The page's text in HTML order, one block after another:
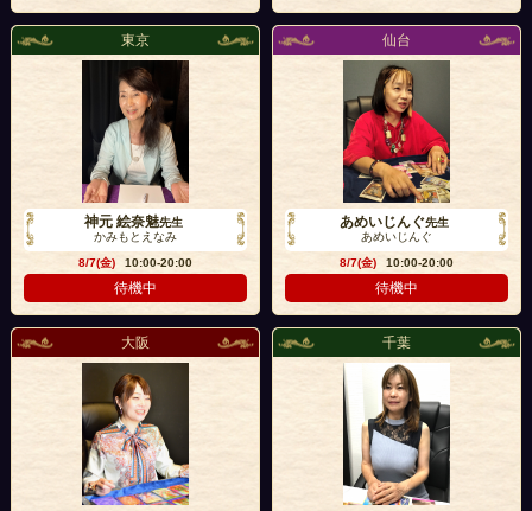
東京
神元 絵奈魅先生
かみもとえなみ
8/7(金)
10:00-20:00
待機中
仙台
あめいじんぐ先生
あめいじんぐ
8/7(金)
10:00-20:00
待機中
大阪 千葉